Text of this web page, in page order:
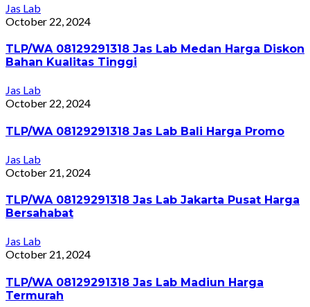
Jas Lab
October 22, 2024
TLP/WA 08129291318 Jas Lab Medan Harga Diskon
Bahan Kualitas Tinggi
Jas Lab
October 22, 2024
TLP/WA 08129291318 Jas Lab Bali Harga Promo
Jas Lab
October 21, 2024
TLP/WA 08129291318 Jas Lab Jakarta Pusat Harga
Bersahabat
Jas Lab
October 21, 2024
TLP/WA 08129291318 Jas Lab Madiun Harga
Termurah